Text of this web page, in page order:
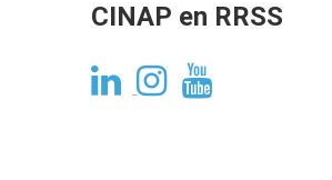
CINAP en RRSS